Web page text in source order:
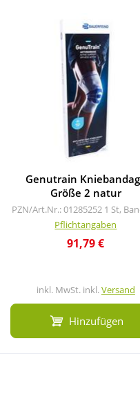
Genutrain
Größe 2 natur
PZN/Art.Nr.: 01285252 1 St,
Pflichtangaben
91,79 €
inkl. MwSt. inkl.Versand
Hinzufügen